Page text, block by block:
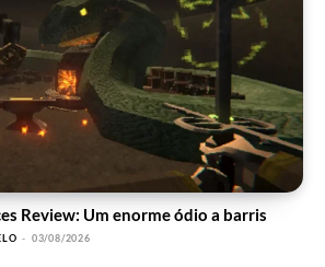
Review: Um enorme ódio a barris
- 03/08/2026